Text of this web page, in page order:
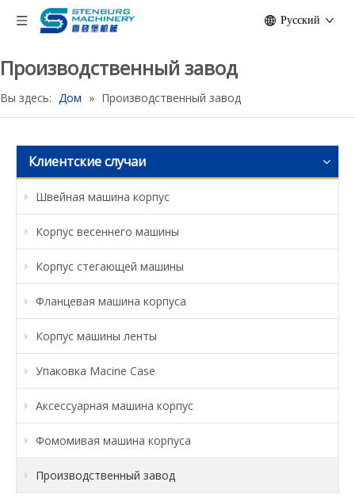
Pусский
Производственный завод
Вы здесь: Дом » Производственный завод
Клиентские случаи
Швейная машина корпус
Корпус весеннего машины
Корпус стегающей машины
Фланцевая машина корпуса
Корпус машины ленты
Упаковка Macine Case
Аксессуарная машина корпус
Фомомивая машина корпуса
Производственный завод